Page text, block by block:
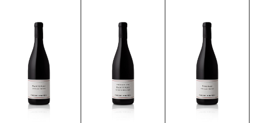
Scopri Scopri Scopri